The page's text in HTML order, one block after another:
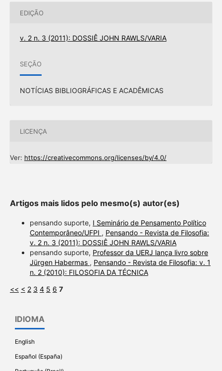
EDIÇÃO
v. 2 n. 3 (2011): DOSSIÊ JOHN RAWLS/VARIA
SEÇÃO
NOTÍCIAS BIBLIOGRÁFICAS E ACADÊMICAS
LICENÇA
Ver: https://creativecommons.org/licenses/by/4.0/
Artigos mais lidos pelo mesmo(s) autor(es)
pensando suporte, I Seminário de Pensamento Político
Contemporâneo/UFPI , Pensando - Revista de Filosofia:
v. 2 n. 3 (2011): DOSSIÊ JOHN RAWLS/VARIA
pensando suporte, Professor da UERJ lança livro sobre
Jürgen Habermas , Pensando - Revista de Filosofia: v. 1
n. 2 (2010): FILOSOFIA DA TÉCNICA
<< < 2 3 4 5 6 7
IDIOMA
English
Español (España)